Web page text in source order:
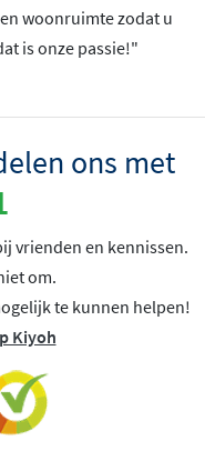
woonruimte zodat u
is onze passie!"
ons met
vrienden en kennissen.
om.
te kunnen helpen!
Kiyoh